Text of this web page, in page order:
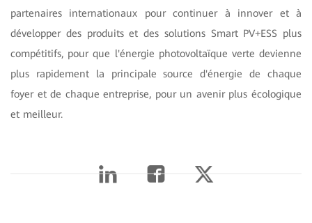
partenaires internationaux pour continuer à innover et à
développer des produits et des solutions Smart PV+ESS plus
compétitifs, pour que l'énergie photovoltaïque verte devienne
plus rapidement la principale source d'énergie de chaque
foyer et de chaque entreprise, pour un avenir plus écologique
et meilleur.